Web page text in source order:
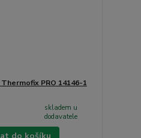
PRO 14146-1
skladem u
dodavatele